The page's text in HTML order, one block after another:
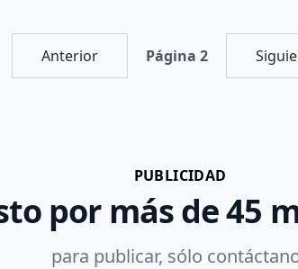
Anterior Página 2
PUBLICIDAD
por más de 45
para publicar, sólo